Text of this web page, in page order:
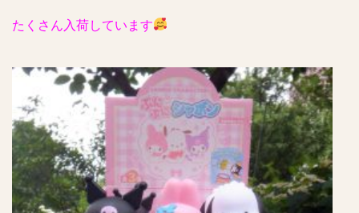
たくさん入荷しています